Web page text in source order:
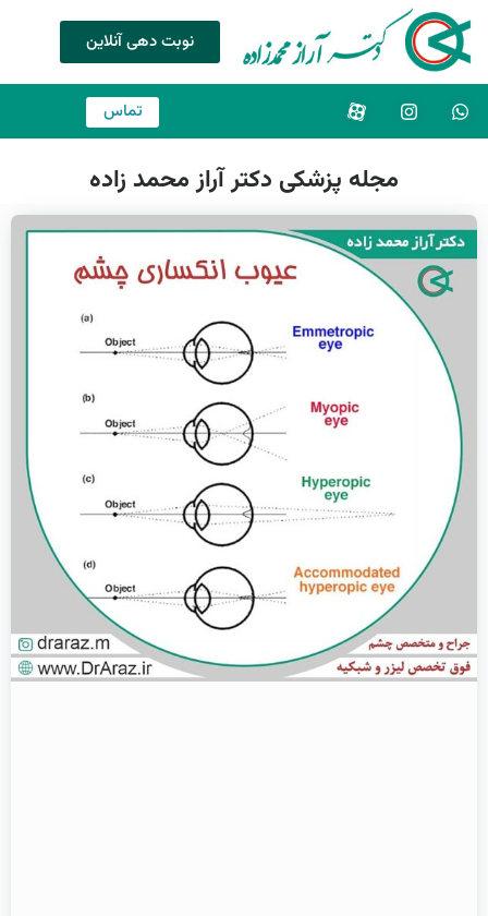
نوبت دهی آنلاین
تماس
مجله پزشکی دکتر آراز محمد زاده